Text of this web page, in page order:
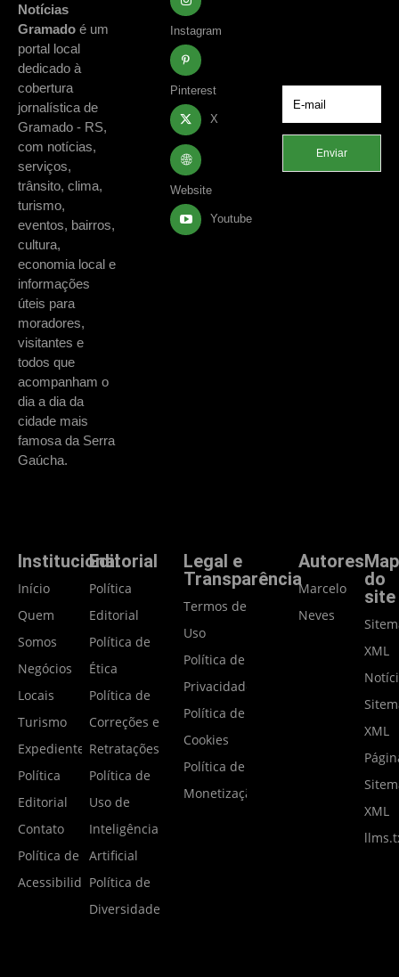
Notícias
Gramado é um
portal local
dedicado à
cobertura
jornalística de
Gramado - RS,
com notícias,
serviços,
trânsito, clima,
turismo,
eventos, bairros,
cultura,
economia local e
informações
úteis para
moradores,
visitantes e
todos que
acompanham o
dia a dia da
cidade mais
famosa da Serra
Gaúcha.
Instagram
Pinterest
X
Website
Youtube
Enviar
Institucional
Início
Quem
Somos
Negócios
Locais
Turismo
Expediente
Política
Editorial
Contato
Política de
Acessibilidade
Editorial
Política
Editorial
Política de
Ética
Política de
Correções e
Retratações
Política de
Uso de
Inteligência
Artificial
Política de
Diversidade
Legal e
Transparência
Termos de
Uso
Política de
Privacidade
Política de
Cookies
Política de
Monetização
Autores
Marcelo
Neves
do
site
XML
XML
XML